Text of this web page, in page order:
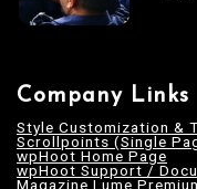
Company Links
Style Customization &
Scrollpoints (Single
wpHoot Home Page
wpHoot Support /
Magazine Lume